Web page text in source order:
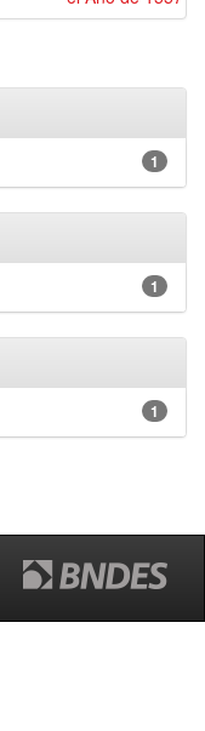
1
1
1